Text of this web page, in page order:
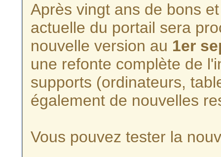
Après vingt ans de bons
actuelle du portail sera
nouvelle version au 1er
une refonte complète de
supports (ordinateurs,
également de nouvelles
Vous pouvez tester la